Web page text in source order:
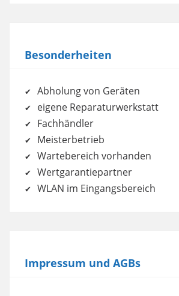
Besonderheiten
Abholung von Geräten
eigene Reparaturwerkstatt
Fachhändler
Meisterbetrieb
Wartebereich vorhanden
Wertgarantiepartner
WLAN im Eingangsbereich
Impressum und AGBs